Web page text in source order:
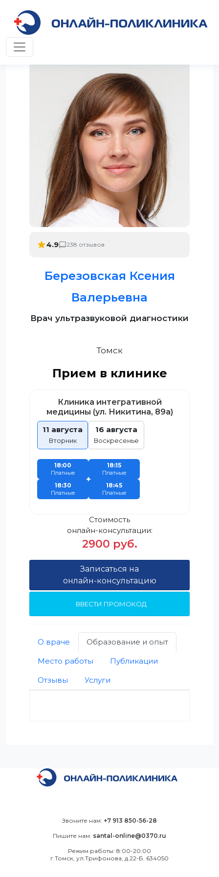
4.9 238 отзывов
Березовская Ксения
Валерьевна
Врач ультразвуковой диагностики
Томск
Прием в клинике
Клиника интегративной
медицины (ул. Никитина, 89а)
11 августа
Вторник
16 августа
Воскресенье
18:00
Платные
18:15
Платные
18:30
Платные
18:45
Платные
Стоимость
онлайн-консультации:
2900 руб.
Записаться на
онлайн-консультацию
ВВЕСТИ ПРОМОКОД
О враче Образование и опыт
Место работы Публикации
Отзывы Услуги
Звоните нам: +7 913 850-56-28
Пишите нам: santal-online@0370.ru
Режим работы: 8:00-20:00
г.Томск, ул.Трифонова, д.22-Б. 634050